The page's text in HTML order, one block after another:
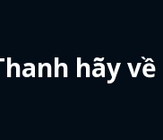
hãy